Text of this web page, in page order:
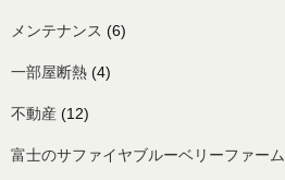
メンテナンス (6)
一部屋断熱 (4)
不動産 (12)
富士のサファイヤブルーベリーファーム